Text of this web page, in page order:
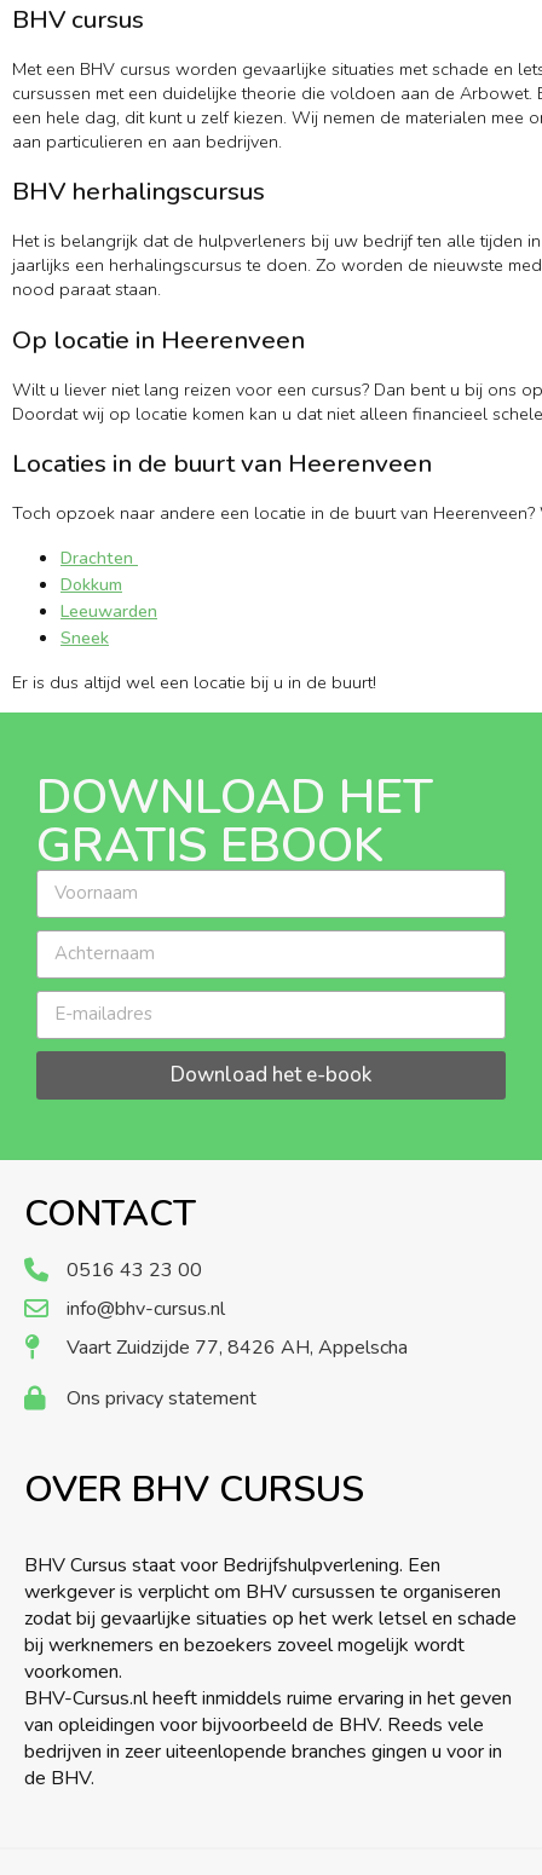
BHV cursus
Met een BHV cursus worden gevaarlijke situaties met schade en
cursussen met een duidelijke theorie die voldoen aan de
een hele dag, dit kunt u zelf kiezen. Wij nemen de materialen
aan particulieren en aan bedrijven.
BHV herhalingscursus
Het is belangrijk dat de hulpverleners bij uw bedrijf ten alle tijden
jaarlijks een herhalingscursus te doen. Zo worden de nieuwste
nood paraat staan.
Op locatie in Heerenveen
Wilt u liever niet lang reizen voor een cursus? Dan bent u bij ons
Doordat wij op locatie komen kan u dat niet alleen financieel
Locaties in de buurt van Heerenveen
Toch opzoek naar andere een locatie in de buurt van
Drachten
Dokkum
Leeuwarden
Sneek
Er is dus altijd wel een locatie bij u in de buurt!
DOWNLOAD HET
GRATIS EBOOK
Download het e-book
CONTACT
0516 43 23 00
info@bhv-cursus.nl
Vaart Zuidzijde 77, 8426 AH, Appelscha
Ons privacy statement
OVER BHV CURSUS
BHV Cursus staat voor Bedrijfshulpverlening. Een
werkgever is verplicht om BHV cursussen te organiseren
zodat bij gevaarlijke situaties op het werk letsel en schade
bij werknemers en bezoekers zoveel mogelijk wordt
voorkomen.
BHV-Cursus.nl heeft inmiddels ruime ervaring in het geven
van opleidingen voor bijvoorbeeld de BHV. Reeds vele
bedrijven in zeer uiteenlopende branches gingen u voor in
de BHV.